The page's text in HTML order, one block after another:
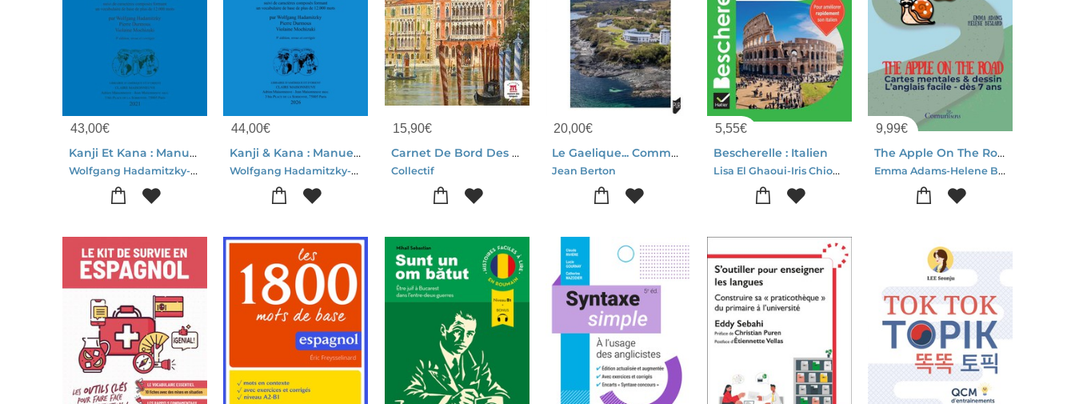
43,00€
Kanji Et Kana : Manuel Et Lexique Des 2141 Caracteres Officiels De L'ecriture Japonaise (8e Edition)
Wolfgang Hadamitzky-Pierre Durmous-Violaine Mochizuki
44,00€
Kanji & Kana : Manuel Et Lexique Des 2141 Caracteres Officiels De L'ecriture Japonaise (9e Edition)
Wolfgang Hadamitzky-Pierre Durmous-Violaine Mochizuki
15,90€
Carnet De Bord Des Professeurs De Lettres (edition 2026/2027)
Collectif
20,00€
Le Gaelique... Comme En Ecosse
Jean Berton
5,55€
Bescherelle : Italien
Lisa El Ghaoui-Iris Chionne
9,99€
The Apple On The Road : Cartes Mentales Et Dessin - L'anglais Facile Des 7 Ans
Emma Adams-Helene Beslard